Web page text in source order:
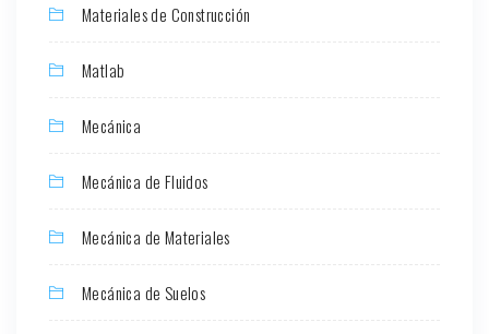
Materiales de Construcción
Matlab
Mecánica
Mecánica de Fluidos
Mecánica de Materiales
Mecánica de Suelos